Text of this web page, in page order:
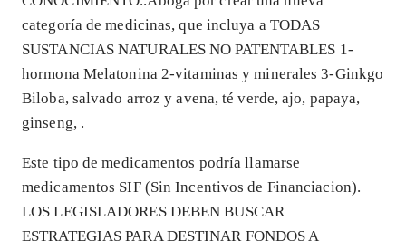
categoría de medicinas, que incluya a TODAS
SUSTANCIAS NATURALES NO PATENTABLES 1-
hormona Melatonina 2-vitaminas y minerales 3-Ginkgo
Biloba, salvado arroz y avena, té verde, ajo, papaya,
ginseng, .
Este tipo de medicamentos podría llamarse
medicamentos SIF (Sin Incentivos de Financiacion).
LOS LEGISLADORES DEBEN BUSCAR
ESTRATEGIAS PARA DESTINAR FONDOS A